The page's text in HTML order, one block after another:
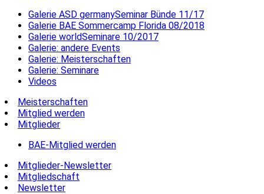
Galerie ASD germanySeminar Bünde 11/17
Galerie BAE Sommercamp Florida 08/2018
Galerie worldSeminare 10/2017
Galerie: andere Events
Galerie: Meisterschaften
Galerie: Seminare
Videos
Meisterschaften
Mitglied werden
Mitglieder
BAE-Mitglied werden
Mitglieder-Newsletter
Mitgliedschaft
Newsletter